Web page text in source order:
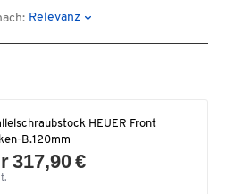
Relevanz
HEUER Front
B.120mm
317,90 €